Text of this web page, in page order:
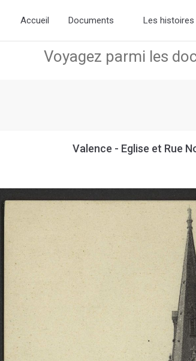
Accueil Documents Les histoires
Valence - Eglise et Rue